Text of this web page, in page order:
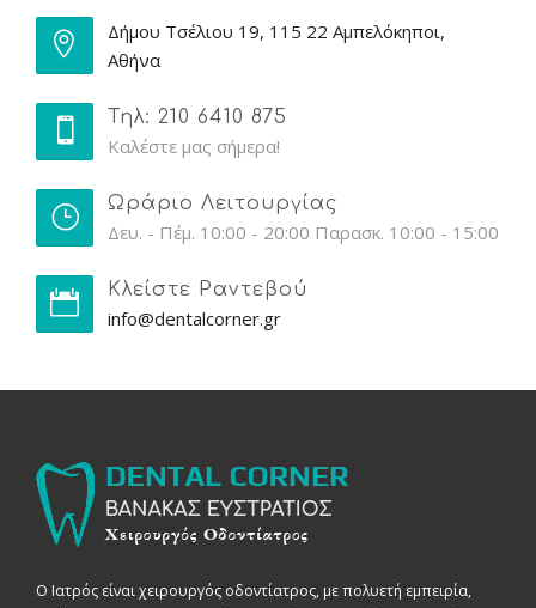
Δήμου Τσέλιου 19, 115 22 Αμπελόκηποι,
Αθήνα
Τηλ: 210 6410 875
Καλέστε μας σήμερα!
Ωράριο Λειτουργίας
Δευ. - Πέμ. 10:00 - 20:00 Παρασκ. 10:00 - 15:00
Κλείστε Ραντεβού
info@dentalcorner.gr
Ο Ιατρός είναι χειρουργός οδοντίατρος, με πολυετή εμπειρία,